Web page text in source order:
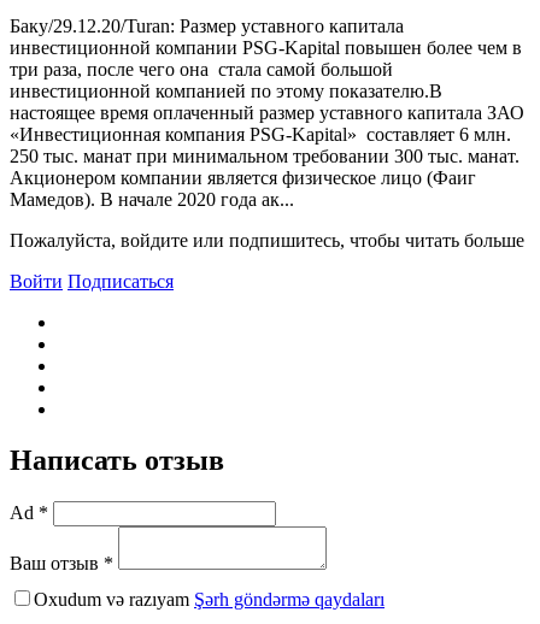
Баку/29.12.20/Turan: Размер уставного капитала
инвестиционной компании PSG-Kapital повышен более чем в
три раза, после чего она стала самой большой
инвестиционной компанией по этому показателю.В
настоящее время оплаченный размер уставного капитала ЗАО
«Инвестиционная компания PSG-Kapital» составляет 6 млн.
250 тыс. манат при минимальном требовании 300 тыс. манат.
Акционером компании является физическое лицо (Фаиг
Мамедов). В начале 2020 года ак...
Пожалуйста, войдите или подпишитесь, чтобы читать больше
Войти Подписаться
Написать отзыв
Ad *
Ваш отзыв *
Oxudum və razıyam Şərh göndərmə qaydaları